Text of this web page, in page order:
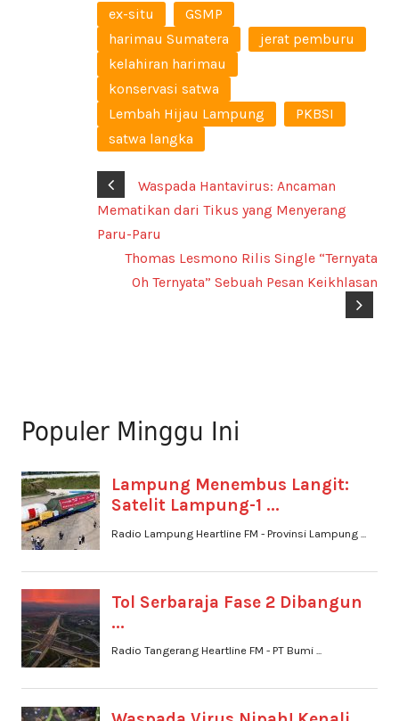
ex-situ
GSMP
harimau Sumatera
jerat pemburu
kelahiran harimau
konservasi satwa
Lembah Hijau Lampung
PKBSI
satwa langka
Waspada Hantavirus: Ancaman
Mematikan dari Tikus yang Menyerang
Paru-Paru
Thomas Lesmono Rilis Single “Ternyata
Oh Ternyata” Sebuah Pesan Keikhlasan
Populer Minggu Ini